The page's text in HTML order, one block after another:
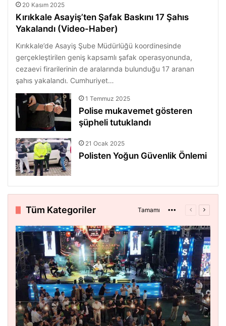
20 Kasım 2025
Kırıkkale Asayiş’ten Şafak Baskını 17 Şahıs
Yakalandı (Video-Haber)
Kırıkkale’de Asayiş Şube Müdürlüğü koordinesinde
gerçekleştirilen geniş kapsamlı şafak operasyonunda,
cezaevi firarilerinin de aralarında bulunduğu 17 aranan
şahıs yakalandı. Cumhuriyet…
1 Temmuz 2025
Polise mukavemet gösteren
şüpheli tutuklandı
21 Ocak 2025
Polisten Yoğun Güvenlik Önlemi
Tüm Kategoriler Tamamı More Önceki